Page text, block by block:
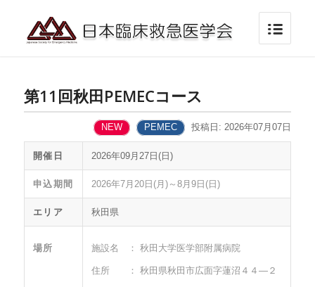
第11回秋田PEMECコース
NEW PEMEC 投稿日: 2026年07月07日
開催日 2026年09月27日(日)
申込期間 2026年7月20日(月)～8月9日(日)
エリア 秋田県
場所 施設名 ： 秋田大学医学部附属病院
住所 ： 秋田県秋田市広面字蓮沼４４―２